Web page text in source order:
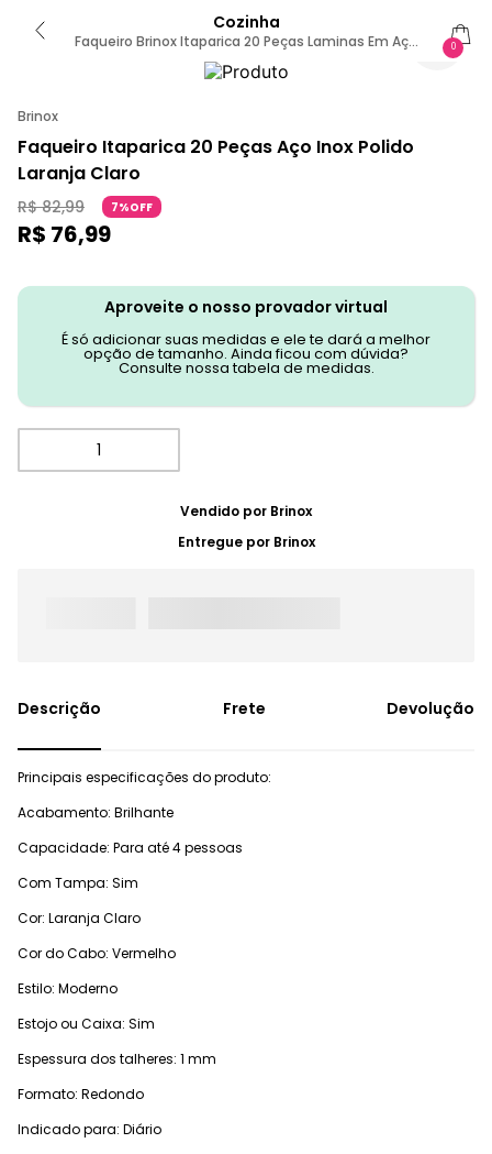
Cozinha
Faqueiro Brinox Itaparica 20 Peças Laminas Em Aço
Inox E Cabo Plástico Vermelho Vermelho
0
Brinox
Faqueiro Itaparica 20 Peças Aço Inox Polido
Laranja Claro
R$ 82,99 7%OFF
R$ 76,99
Aproveite o nosso provador virtual
É só adicionar suas medidas e ele te dará a melhor
opção de tamanho. Ainda ficou com dúvida?
Consulte nossa tabela de medidas.
Vendido por Brinox
Entregue por Brinox
Frete Devolução
Principais especificações do produto:
Acabamento: Brilhante
Capacidade: Para até 4 pessoas
Com Tampa: Sim
Cor: Laranja Claro
Cor do Cabo: Vermelho
Estilo: Moderno
Estojo ou Caixa: Sim
Espessura dos talheres: 1 mm
Formato: Redondo
Indicado para: Diário